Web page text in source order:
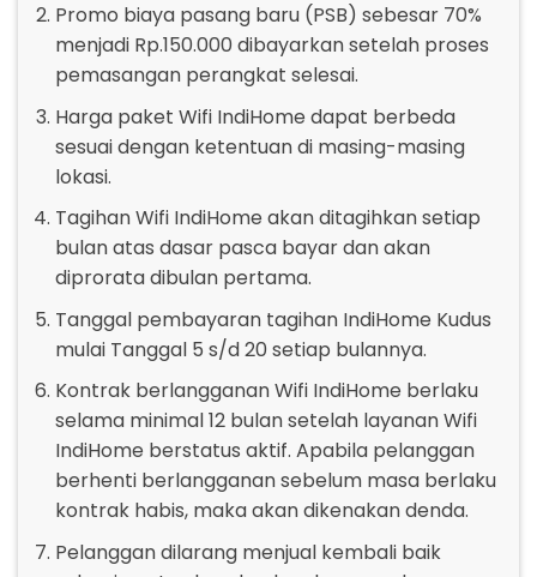
Promo biaya pasang baru (PSB) sebesar 70%
menjadi Rp.150.000 dibayarkan setelah proses
pemasangan perangkat selesai.
Harga paket Wifi IndiHome dapat berbeda
sesuai dengan ketentuan di masing-masing
lokasi.
Tagihan Wifi IndiHome akan ditagihkan setiap
bulan atas dasar pasca bayar dan akan
diprorata dibulan pertama.
Tanggal pembayaran tagihan IndiHome Kudus
mulai Tanggal 5 s/d 20 setiap bulannya.
Kontrak berlangganan Wifi IndiHome berlaku
selama minimal 12 bulan setelah layanan Wifi
IndiHome berstatus aktif. Apabila pelanggan
berhenti berlangganan sebelum masa berlaku
kontrak habis, maka akan dikenakan denda.
Pelanggan dilarang menjual kembali baik